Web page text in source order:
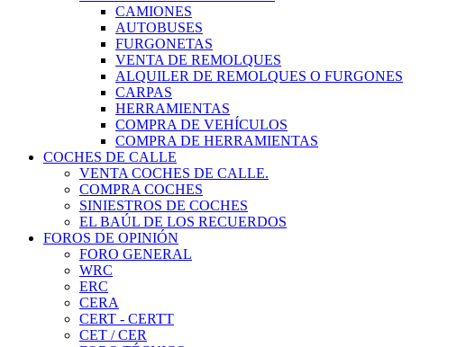
CAMIONES
AUTOBUSES
FURGONETAS
VENTA DE REMOLQUES
ALQUILER DE REMOLQUES O FURGONES
CARPAS
HERRAMIENTAS
COMPRA DE VEHÍCULOS
COMPRA DE HERRAMIENTAS
COCHES DE CALLE
VENTA COCHES DE CALLE.
COMPRA COCHES
SINIESTROS DE COCHES
EL BAÚL DE LOS RECUERDOS
FOROS DE OPINIÓN
FORO GENERAL
WRC
ERC
CERA
CERT - CERTT
CET / CER